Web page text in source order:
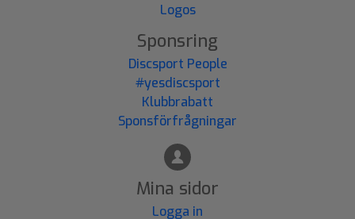
Logos
Sponsring
Discsport People
#yesdiscsport
Klubbrabatt
Sponsförfrågningar
Mina sidor
Logga in